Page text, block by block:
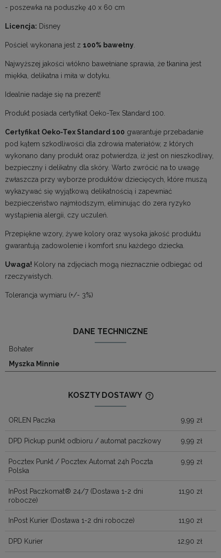
- poszewka na poduszkę 40 x 60 cm
Licencja: Disney
Pościel wykonana jest z 100% bawełny
Najwyższej jakości włókno bawełniane sprawia, że tkanina jest
miękka, delikatna i miła w dotyku.
Idealnie nadaje się na prezent!
Produkt posiada certyfikat Oeko-Tex Standard 100.
Certyfikat Oeko-Tex Standard 100 gwarantuje przebadanie
pod kątem szkodliwości dla zdrowia materiałów, z których
wykonano dany produkt oraz potwierdza, iż jest on nieszkodliwy,
bezpieczny i delikatny dla skóry. Warto zwrócić na to uwagę
zwłaszcza przy wyborze produktów dziecięcych, które muszą
wykazywać się wyjątkową delikatnością i zapewniać
bezpieczeństwo najmłodszym, eliminując do zera ryzyko
wystąpienia alergii, czy uczuleń.
Przepiękne wzory, żywe kolory oraz wysoka jakość produktu
gwarantują zadowolenie i komfort snu każdego dziecka.
Uwaga! Kolory na zdjęciach mogą nieznacznie odbiegać od
rzeczywistych.
Tolerancja wymiaru (+/- 3%)
DANE TECHNICZNE
Bohater
Myszka Minnie
KOSZTY DOSTAWY
ORLEN Paczka 9,99 zł
DPD Pickup punkt odbioru / automat paczkowy 9,99 zł
Pocztex Punkt / Pocztex Automat 24h Poczta
Polska
9,99 zł
InPost Paczkomat® 24/7 (Dostawa 1-2 dni
robocze)
11,90 zł
InPost Kurier (Dostawa 1-2 dni robocze) 11,90 zł
DPD Kurier 12,90 zł